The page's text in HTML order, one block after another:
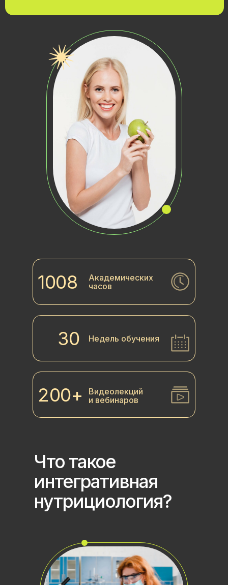
Недель обучения
30
Академических
часов
1008
Видеолекций
и вебинаров
200+
Что такое
интегративная
нутрициология?